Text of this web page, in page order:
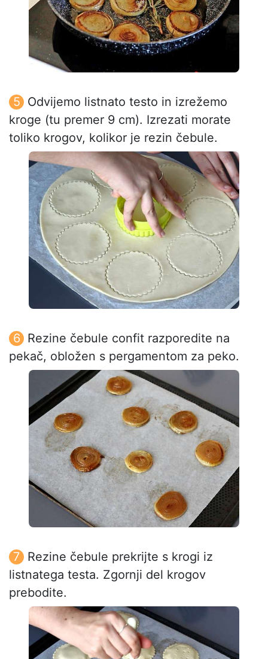
Odvijemo listnato testo in izrežemo
kroge (tu premer 9 cm). Izrezati morate
toliko krogov, kolikor je rezin čebule.
Rezine čebule confit razporedite na
pekač, obložen s pergamentom za peko.
Rezine čebule prekrijte s krogi iz
listnatega testa. Zgornji del krogov
prebodite.